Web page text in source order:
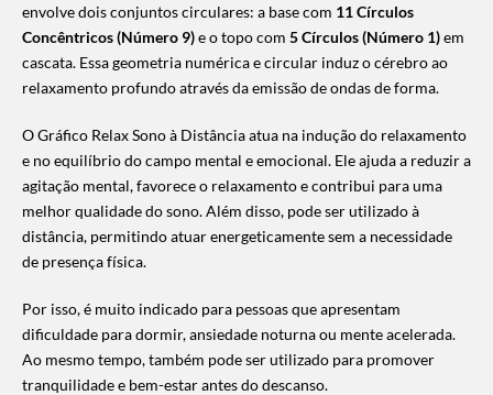
envolve dois conjuntos circulares: a base com 11 Círculos
Concêntricos (Número 9)e o topo com 5 Círculos (Número 1)em
cascata. Essa geometria numérica e circular induz o cérebro ao
relaxamento profundo através da emissão de ondas de forma.
O Gráfico Relax Sono à Distância atua na indução do relaxamento
e no equilíbrio do campo mental e emocional. Ele ajuda a reduzir a
agitação mental, favorece o relaxamento e contribui para uma
melhor qualidade do sono. Além disso, pode ser utilizado à
distância, permitindo atuar energeticamente sem a necessidade
de presença física.
Por isso, é muito indicado para pessoas que apresentam
dificuldade para dormir, ansiedade noturna ou mente acelerada.
Ao mesmo tempo, também pode ser utilizado para promover
tranquilidade e bem-estar antes do descanso.